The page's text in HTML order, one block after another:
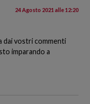
24 Agosto 2021 alle 12:20
dai vostri commenti
imparando a